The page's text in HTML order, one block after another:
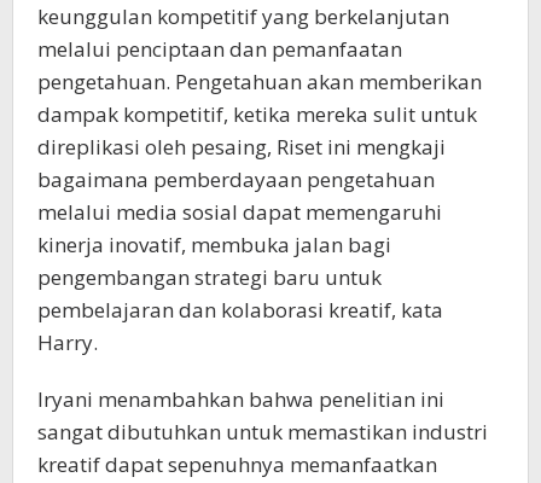
keunggulan kompetitif yang berkelanjutan
melalui penciptaan dan pemanfaatan
pengetahuan. Pengetahuan akan memberikan
dampak kompetitif, ketika mereka sulit untuk
direplikasi oleh pesaing, Riset ini mengkaji
bagaimana pemberdayaan pengetahuan
melalui media sosial dapat memengaruhi
kinerja inovatif, membuka jalan bagi
pengembangan strategi baru untuk
pembelajaran dan kolaborasi kreatif, kata
Harry.
Iryani menambahkan bahwa penelitian ini
sangat dibutuhkan untuk memastikan industri
kreatif dapat sepenuhnya memanfaatkan